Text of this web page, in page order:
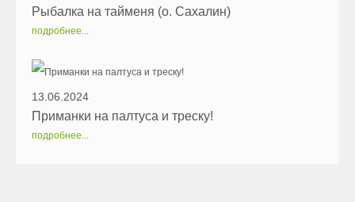
Рыбалка на тайменя (о. Сахалин)
подробнее...
13.06.2024
Приманки на палтуса и треску!
подробнее...